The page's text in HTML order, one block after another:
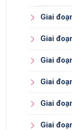
Giai
Giai
Giai
Giai
Giai
Giai